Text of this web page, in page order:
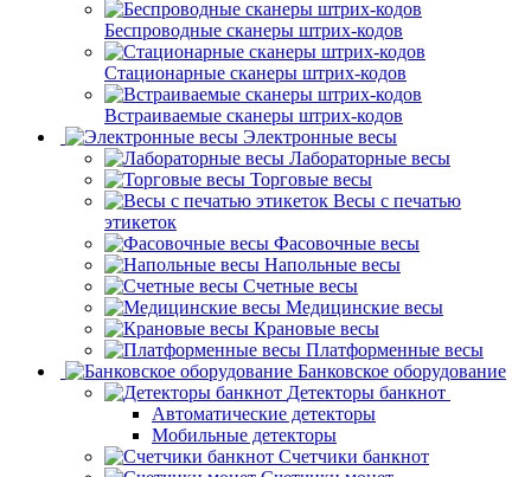
Беспроводные сканеры штрих-кодов
Стационарные сканеры штрих-кодов
Встраиваемые сканеры штрих-кодов
Электронные весы
Лабораторные весы
Торговые весы
Весы с печатью
этикеток
Фасовочные весы
Напольные весы
Счетные весы
Медицинские весы
Крановые весы
Платформенные весы
Банковское оборудование
Детекторы банкнот
Автоматические детекторы
Мобильные детекторы
Счетчики банкнот